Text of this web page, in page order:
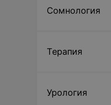
Сомнология
Терапия
Урология